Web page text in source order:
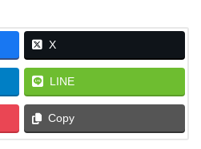
X
LINE
Copy